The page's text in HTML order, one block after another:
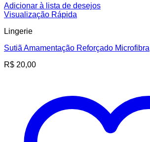
Adicionar à lista de desejos
Visualização Rápida
Lingerie
Sutiã Amamentação Reforçado Microfibra
R$ 20,00